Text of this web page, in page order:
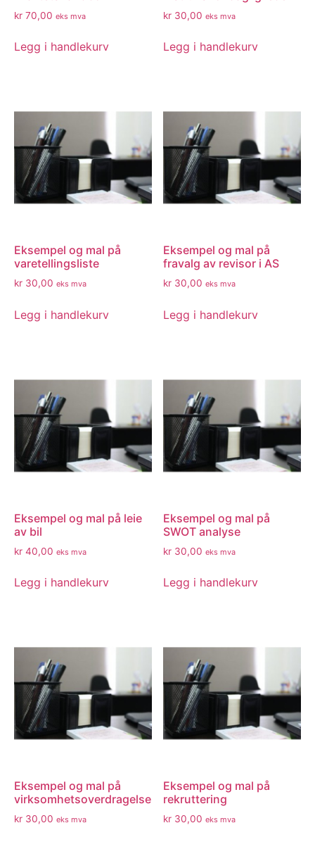
kr 70,00 eks mva
Legg i handlekurv
kr 30,00 eks mva
Legg i handlekurv
Eksempel og mal på
varetellingsliste
kr 30,00 eks mva
Legg i handlekurv
Eksempel og mal på
fravalg av revisor i AS
kr 30,00 eks mva
Legg i handlekurv
Eksempel og mal på leie
av bil
kr 40,00 eks mva
Legg i handlekurv
Eksempel og mal på
SWOT analyse
kr 30,00 eks mva
Legg i handlekurv
Eksempel og mal på
virksomhetsoverdragelse
kr 30,00 eks mva
Eksempel og mal på
rekruttering
kr 30,00 eks mva